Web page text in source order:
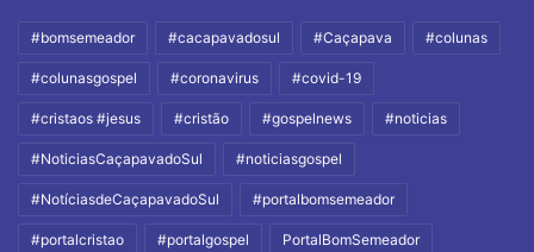
#bomsemeador #cacapavadosul #Caçapava #colunas
#colunasgospel #coronavirus #covid-19
#cristaos #jesus #cristão #gospelnews #noticias
#NoticiasCaçapavadoSul #noticiasgospel
#NotíciasdeCaçapavadoSul #portalbomsemeador
#portalcristao #portalgospel PortalBomSemeador